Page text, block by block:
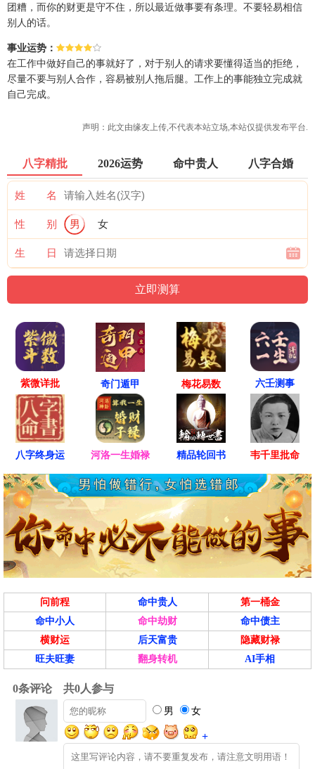
团糟，而你的财更是守不住，所以最近做事要有条理。不要轻易相信
别人的话。
事业运势：
在工作中做好自己的事就好了，对于别人的请求要懂得适当的拒绝，
尽量不要与别人合作，容易被别人拖后腿。工作上的事能独立完成就
自己完成。
声明：此文由缘友上传,不代表本站立场,本站仅提供发布平台.
八字精批 2026运势 命中贵人 八字合婚
姓 名
性 别 男 女
生 日
紫微详批 奇门遁甲 梅花易数 六壬测事
八字终身运 河洛一生婚禄 精品轮回书 韦千里批命
问前程 命中贵人
第一桶金
命中小人
命中劫财
命中债主
横财运
后天富贵
隐藏财禄
旺夫旺妻
翻身转机 AI手相